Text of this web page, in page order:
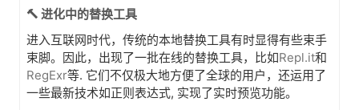
🔨 进化中的替换工具
进入互联网时代，传统的本地替换工具有时显得有些束手
束脚。因此，出现了一批在线的替换工具，比如Repl.it和
RegExr等. 它们不仅极大地方便了全球的用户，还运用了
一些最新技术如正则表达式, 实现了实时预览功能。